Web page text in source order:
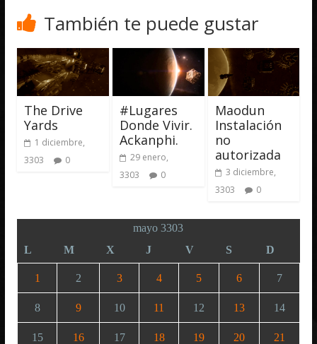
También te puede gustar
The Drive
Yards
1 diciembre,
3303
0
#Lugares
Donde Vivir.
Ackanphi.
29 enero,
3303
0
Maodun
Instalación
no
autorizada
3 diciembre,
3303
0
mayo 3303
L
M X J V S D
1 2 3 4 5 6 7
8 9 10 11 12 13 14
15 16 17 18 19 20 21